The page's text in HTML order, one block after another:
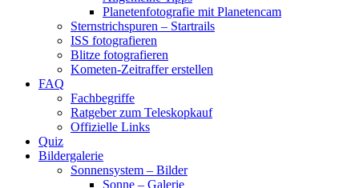
Planetenfotografie mit Planetencam
Sternstrichspuren – Startrails
ISS fotografieren
Blitze fotografieren
Kometen-Zeitraffer erstellen
FAQ
Fachbegriffe
Ratgeber zum Teleskopkauf
Offizielle Links
Quiz
Bildergalerie
Sonnensystem – Bilder
Sonne – Galerie